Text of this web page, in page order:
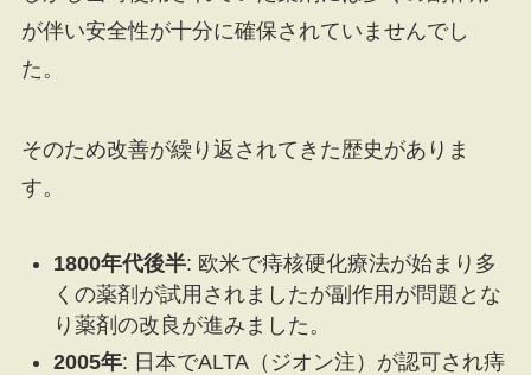
が伴い安全性が十分に確保されていませんでし
た。
そのため改善が繰り返されてきた歴史がありま
す。
1800年代後半: 欧米で痔核硬化療法が始まり多
くの薬剤が試用されましたが副作用が問題とな
り薬剤の改良が進みました。
2005年: 日本でALTA（ジオン注）が認可され痔